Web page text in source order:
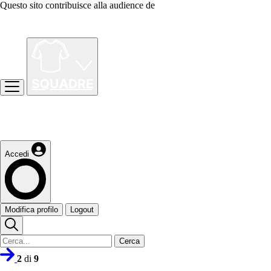
Questo sito contribuisce alla audience de
Accedi
Modifica profilo Logout
Cerca
2 di 9